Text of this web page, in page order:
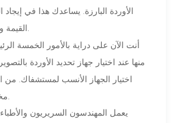
الأوردة البارزة. يساعدك هذا في
أنت الآن على دراية بالأمور الخمسة
منها عند اختيار جهاز تحديد الأوردة
اختيار الجهاز الأنسب لمستشفاك. من
يعمل المهندسون السريريون والأطباء